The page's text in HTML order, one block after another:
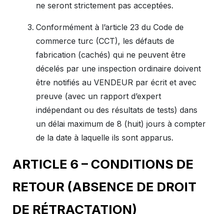
ne seront strictement pas acceptées.
Conformément à l’article 23 du Code de
commerce turc (CCT), les défauts de
fabrication (cachés) qui ne peuvent être
décelés par une inspection ordinaire doivent
être notifiés au VENDEUR par écrit et avec
preuve (avec un rapport d’expert
indépendant ou des résultats de tests) dans
un délai maximum de 8 (huit) jours à compter
de la date à laquelle ils sont apparus.
ARTICLE 6 – CONDITIONS DE
RETOUR (ABSENCE DE DROIT
DE RÉTRACTATION)